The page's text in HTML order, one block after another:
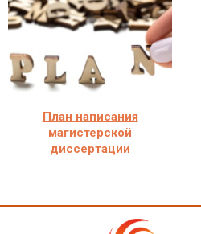
План написания
магистерской
диссертации